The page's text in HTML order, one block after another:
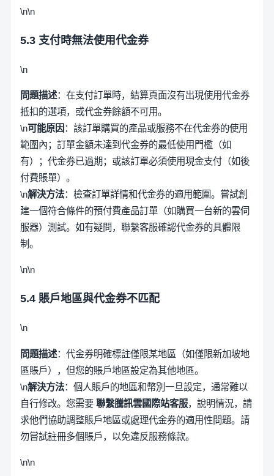
\n\n
5.3 支付時無法使用代金券
\n
問題描述：在支付訂單時，結算頁面沒有出現使用代金券
抵扣的選項，或代金券餘額不可用。
\n可能原因 ：該訂單購買的產品或服務不在代金券的使用
範圍內；訂單金額未達到代金券的最低使用門檻（如
有）；代金券已過期；或該訂單必須使用現金支付（如後
付費賬單）。
\n解決方法：檢查訂單詳情和代金券的適用範圍。嘗試創
建一個符合條件的預付費產品訂單（如購買一台新的雲伺
服器）測試。如有疑問，聯繫客服確認代金券的具體限
制。
\n\n
5.4 賬戶地區與代金券不匹配
\n
問題描述：代金券明確標註僅限某地區（如僅限新加坡地
區賬戶），但您的賬戶地區設定為其他地區。
\n解決方法：個人賬戶的地區和幣別一旦設定，通常難以
自行修改。您需要 聯繫騰訊雲國際站客服，說明情況，請
求他們協助調整賬戶地區或處理代金券的適用性問題。請
勿嘗試註冊多個賬戶，以免違反服務條款。
\n\n